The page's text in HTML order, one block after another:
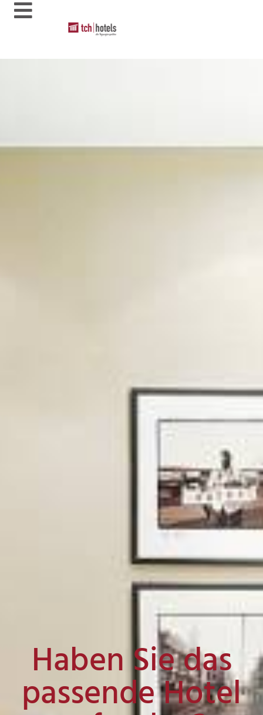
Haben Sie das
passende Hotel